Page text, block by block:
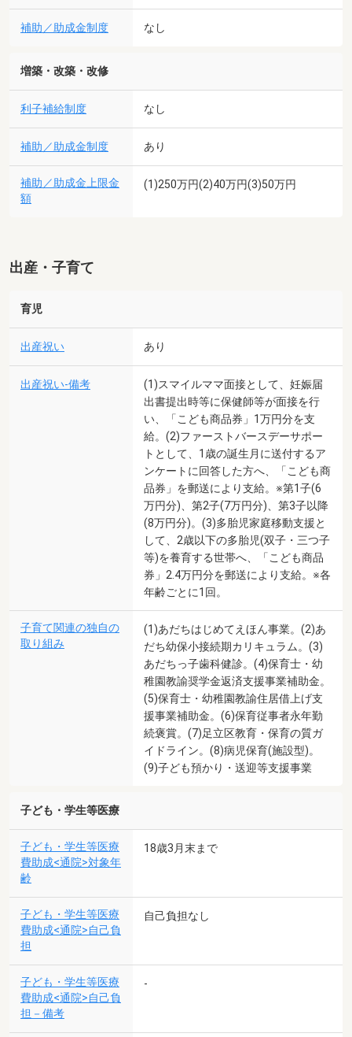
補助／助成金制度 なし
増築・改築・改修
利子補給制度 なし
補助／助成金制度 あり
補助／助成金上限金
額
(1)250万円(2)40万円(3)50万円
出産・子育て
育児
出産祝い あり
出産祝い-備考
(1)スマイルママ面接として、妊娠届
出書提出時等に保健師等が面接を行
い、「こども商品券」1万円分を支
給。(2)ファーストバースデーサポー
トとして、1歳の誕生月に送付するア
ンケートに回答した方へ、「こども商
品券」を郵送により支給。※第1子(6
万円分)、第2子(7万円分)、第3子以降
(8万円分)。(3)多胎児家庭移動支援と
して、2歳以下の多胎児(双子・三つ子
等)を養育する世帯へ、「こども商品
券」2.4万円分を郵送により支給。※各
年齢ごとに1回。
子育て関連の独自の
取り組み
(1)あだちはじめてえほん事業。(2)あ
だち幼保小接続期カリキュラム。(3)
あだちっ子歯科健診。(4)保育士・幼
稚園教諭奨学金返済支援事業補助金。
(5)保育士・幼稚園教諭住居借上げ支
援事業補助金。(6)保育従事者永年勤
続褒賞。(7)足立区教育・保育の質ガ
イドライン。(8)病児保育(施設型)。
(9)子ども預かり・送迎等支援事業
子ども・学生等医療
子ども・学生等医療
費助成<通院>対象年
齢
18歳3月末まで
子ども・学生等医療
費助成<通院>自己負
担
自己負担なし
子ども・学生等医療
費助成<通院>自己負
担－備考
-